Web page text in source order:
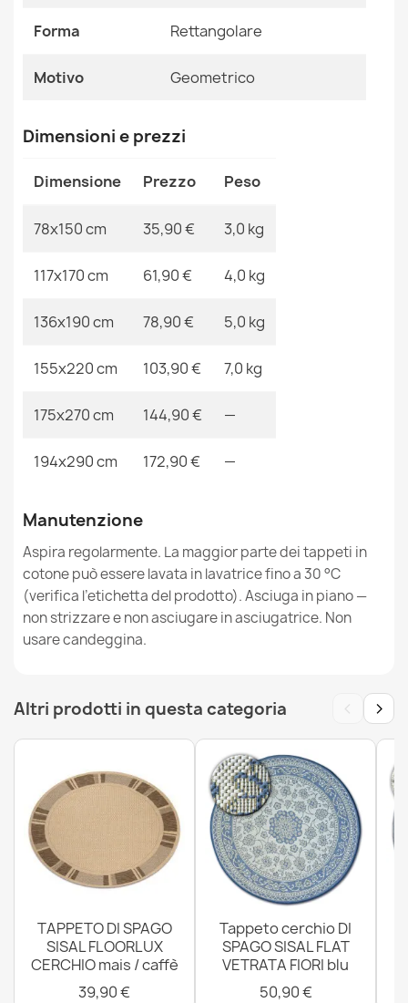
35,90 €
Tappeto ECO SISAL MOROC zigzag, linee boho franges
35,90 €
Tappeto ECO SISAL MOROC rombi, zigzag, boho
franges - strutturale beige / crema
35,90 €
Tappeto ECO SISAL BOHO MOROC Geometrico franges
Tappeto ECO SISAL BOHO MOROC Linee franges - due
livelli di pile crema / blu scuro, tappeto in cotone
riciclato
61,90 €
Riferimenti Specifici
Forma Rettangolare
Motivo Geometrico
Dimensioni e prezzi
Dimensione Prezzo Peso
78x150 cm 35,90 € 3,0 kg
117x170 cm 61,90 € 4,0 kg
136x190 cm 78,90 € 5,0 kg
155x220 cm 103,90 € 7,0 kg
175x270 cm 144,90 € —
194x290 cm 172,90 € —
Manutenzione
Aspira regolarmente. La maggior parte dei tappeti in
cotone può essere lavata in lavatrice fino a 30 °C
(verifica l’etichetta del prodotto). Asciuga in piano —
non strizzare e non asciugare in asciugatrice. Non
usare candeggina.
Altri prodotti in questa categoria ‹ ›
TAPPETO DI SPAGO
SISAL FLOORLUX
CERCHIO mais / caffè
39,90 €
Tappeto cerchio DI
SPAGO SISAL FLAT
VETRATA FIORI blu
50,90 €